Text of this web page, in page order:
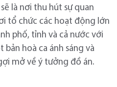
là nơi thu hút sự quan
tổ chức các hoạt động lớn
phố, tỉnh và cả nước với
hoà ca ánh sáng và
mở về ý tưởng đồ án.